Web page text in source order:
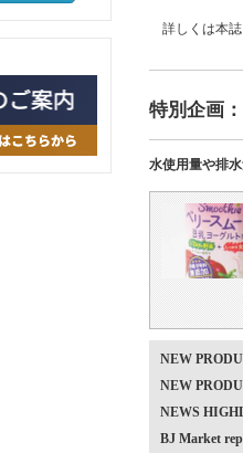
詳しくは本誌
特別企画：
水使用量や排
NEW
NEW
NEWS
BJ Market